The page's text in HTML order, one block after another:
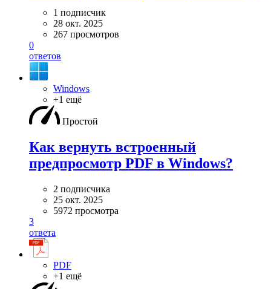
1 подписчик
28 окт. 2025
267 просмотров
0
ответов
Windows
+1 ещё
Простой
Как вернуть встроенный
предпросмотр PDF в Windows?
2 подписчика
25 окт. 2025
5972 просмотра
3
ответа
PDF
+1 ещё